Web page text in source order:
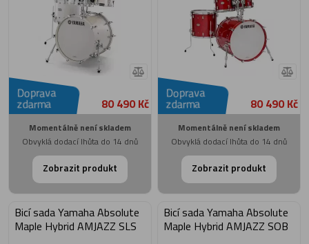
Doprava
zdarma 80 490 Kč
Momentálně není skladem
Obvyklá dodací lhůta do 14 dnů
Zobrazit produkt
Doprava
zdarma 80 490 Kč
Momentálně není skladem
Obvyklá dodací lhůta do 14 dnů
Zobrazit produkt
Bicí sada Yamaha Absolute
Maple Hybrid AMJAZZ SLS
Bicí sada Yamaha Absolute
Maple Hybrid AMJAZZ SOB